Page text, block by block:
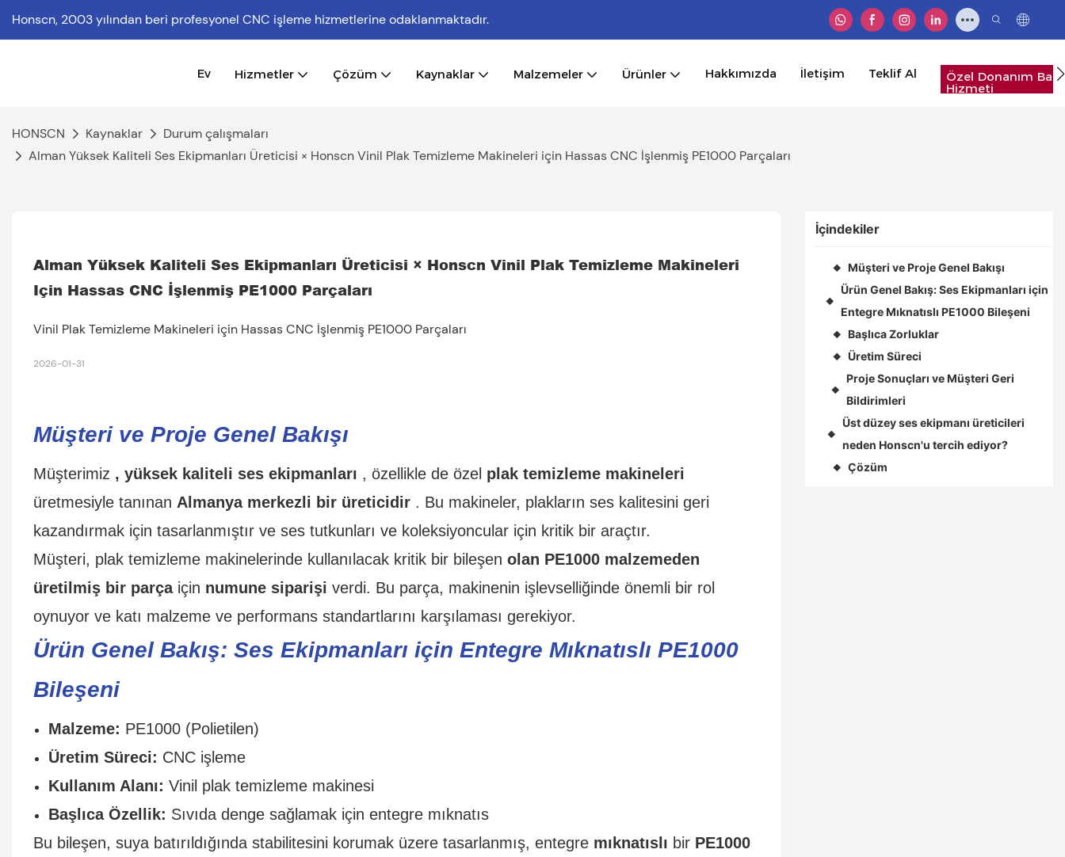
Honscn, 2003 yılından beri profesyonel CNC işleme hizmetlerine odaklanmaktadır.
Ev Hizmetler Çözüm Kaynaklar Malzemeler Ürünler Hakkımızda İletişim Teklif Al Özel Donanım
Hizmeti
HONSCN Kaynaklar
Durum çalışmaları
Alman Yüksek Kaliteli Ses Ekipmanları Üreticisi × Honscn Vinil Plak Temizleme Makineleri için Hassas CNC İşlenmiş PE1000 Parçaları
Alman Yüksek Kaliteli Ses Ekipmanları Üreticisi × Honscn Vinil Plak Temizleme Makineleri
Için Hassas CNC İşlenmiş PE1000 Parçaları
Vinil Plak Temizleme Makineleri için Hassas CNC İşlenmiş PE1000 Parçaları
2026-01-31
Müşteri ve Proje Genel Bakışı
Müşterimiz , yüksek kaliteli ses ekipmanları , özellikle de özel plak temizleme makineleri
üretmesiyle tanınan Almanya merkezli bir üreticidir. Bu makineler, plakların ses kalitesini geri
kazandırmak için tasarlanmıştır ve ses tutkunları ve koleksiyoncular için kritik bir araçtır.
Müşteri, plak temizleme makinelerinde kullanılacak kritik bir bileşen olan PE1000 malzemeden
üretilmiş bir parçaiçin numune siparişi verdi. Bu parça, makinenin işlevselliğinde önemli bir rol
oynuyor ve katı malzeme ve performans standartlarını karşılaması gerekiyor.
Ürün Genel Bakış: Ses Ekipmanları için Entegre Mıknatıslı PE1000
Bileşeni
Malzeme: PE1000 (Polietilen)
Üretim Süreci: CNC işleme
Kullanım Alanı: Vinil plak temizleme makinesi
Başlıca Özellik: Sıvıda denge sağlamak için entegre mıknatıs
Bu bileşen, suya batırıldığında stabilitesini korumak üzere tasarlanmış, entegre mıknatıslı bir PE1000
İçindekiler
◆ Müşteri ve Proje Genel Bakışı
◆
Ürün Genel Bakış: Ses Ekipmanları için
Entegre Mıknatıslı PE1000 Bileşeni
◆ Başlıca Zorluklar
◆ Üretim Süreci
◆
Proje Sonuçları ve Müşteri Geri
Bildirimleri
◆
Üst düzey ses ekipmanı üreticileri
neden Honscn'u tercih ediyor?
◆ Çözüm